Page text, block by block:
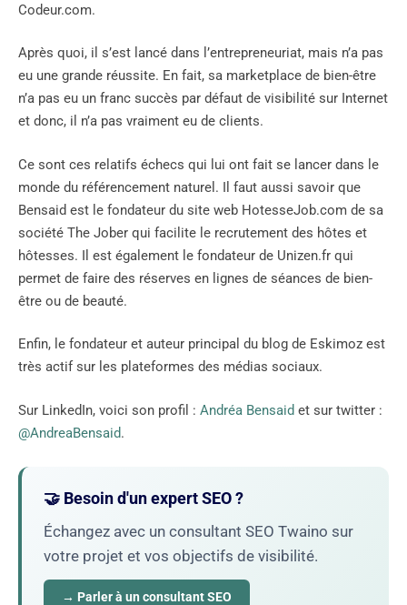
Codeur.com.
Après quoi, il s’est lancé dans l’entrepreneuriat, mais n’a pas
eu une grande réussite. En fait, sa marketplace de bien-être
n’a pas eu un franc succès par défaut de visibilité sur Internet
et donc, il n’a pas vraiment eu de clients.
Ce sont ces relatifs échecs qui lui ont fait se lancer dans le
monde du référencement naturel. Il faut aussi savoir que
Bensaid est le fondateur du site web HotesseJob.com de sa
société The Jober qui facilite le recrutement des hôtes et
hôtesses. Il est également le fondateur de Unizen.fr qui
permet de faire des réserves en lignes de séances de bien-
être ou de beauté.
Enfin, le fondateur et auteur principal du blog de Eskimoz est
très actif sur les plateformes des médias sociaux.
Sur LinkedIn, voici son profil : Andréa Bensaid et sur twitter :
@AndreaBensaid.
🤝 Besoin d'un expert SEO ?
Échangez avec un consultant SEO Twaino sur
votre projet et vos objectifs de visibilité.
→ Parler à un consultant SEO